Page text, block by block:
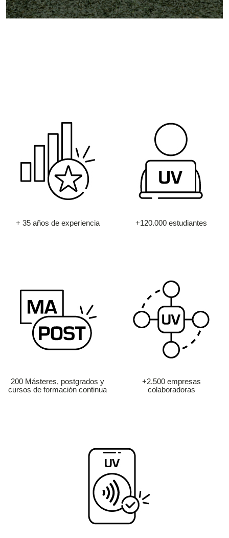
+ 35 años de experiencia +120.000 estudiantes
200 Másteres, postgrados y
cursos de formación continua
+2.500 empresas
colaboradoras